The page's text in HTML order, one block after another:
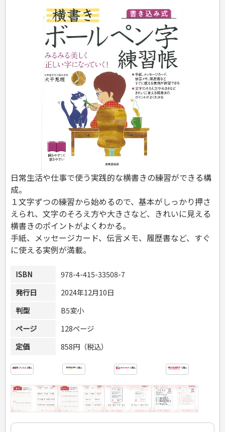
俳句・詩・ことば
その他免許
お菓子・ケーキ・パン
飲み物・お酒
離乳食・幼児食・こどもレシピ
生活習慣病
のりもの・ずかん
読み物・絵本
音と光のでる絵本
学習・地図
自由研究・読書感想文
えんぴつちょう
公務員試験
検定試験・資格試験
英語検定・TOEIC
漢字検定・数学検定
簿記検定
看護・薬学
ケアマネジャー
介護・社会福祉士
保育士
司法書士・社労士
行政書士・宅建
衛生管理・運行管理
建築・土木
電気・危険物
調理師
スキル・キャリアアップ
危険物取扱者
登録販売者
その他資格試験
経営・経済・法律
マネー・株・資産
ビジネス・法律
簿記・経理・税金・保険
その他ビジネス
自己啓発
自己啓発
ビジネス読み物
国内・海外旅行
国外旅行
国内旅行
散歩・グルメ
地理・歴史
地理・地図
歴史
その他文庫
ダイアリー
ダイアリー
プラチナダイアリー プレステージ
日常生活や仕事で使う実践的な横書きの練習ができる構
成。
１文字ずつの練習から始めるので、基本がしっかり押さ
えられ、文字のそろえ方や大きさなど、きれいに見える
横書きのポイントがよくわかる。
手紙、メッセージカード、伝言メモ、履歴書など、すぐ
に使える実例が満載。
ISBN
978-4-415-33508-7
発行日
2024年12月10日
判型
B5変小
ページ
128ページ
定価
858円（税込）